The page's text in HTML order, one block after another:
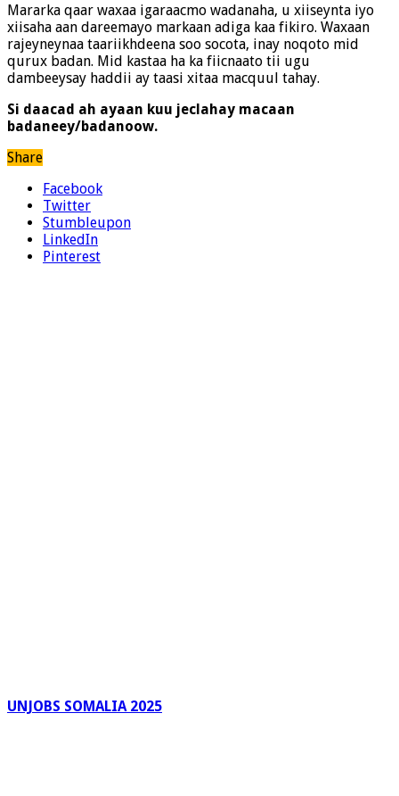
Mararka qaar waxaa igaraacmo wadanaha, u xiiseynta iyo
xiisaha aan dareemayo markaan adiga kaa fikiro. Waxaan
rajeyneynaa taariikhdeena soo socota, inay noqoto mid
qurux badan. Mid kastaa ha ka fiicnaato tii ugu
dambeeysay haddii ay taasi xitaa macquul tahay.
Si daacad ah ayaan kuu jeclahay macaan
badaneey/badanoow.
Share
Facebook
Twitter
Stumbleupon
LinkedIn
Pinterest
UNJOBS SOMALIA 2025